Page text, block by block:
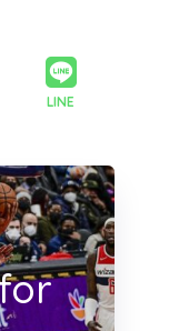
LINE